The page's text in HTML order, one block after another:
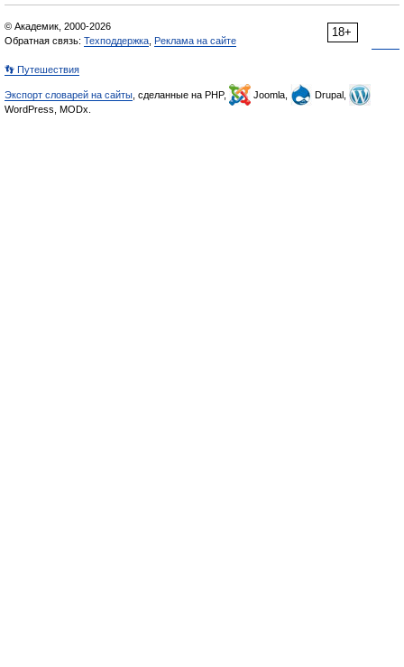
18+
© Академик, 2000-2026
Обратная связь: Техподдержка Реклама на сайте
👣 Путешествия
Экспорт словарей на сайты , сделанные на PHP, Joomla,
Drupal,
WordPress, MODx.